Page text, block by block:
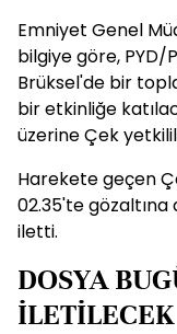
Emniyet Genel
bilgiye göre, PYD/
Brüksel'de bir
bir etkinliğe
üzerine Çek
Harekete geçen
02.35'te
iletti.
DOSYA
İLETİLECEK